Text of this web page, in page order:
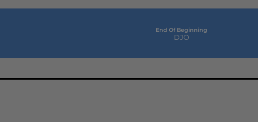
End Of Beginning
DJO